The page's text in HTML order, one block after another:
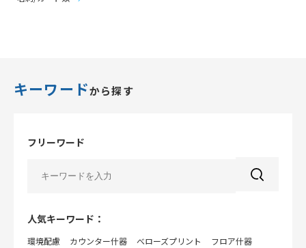
キーワードから探す
フリーワード
人気キーワード：
環境配慮 カウンター什器 べローズプリント フロア什器